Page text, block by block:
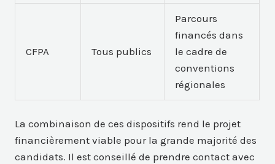
CFPA Tous publics
Parcours
financés dans
le cadre de
conventions
régionales
La combinaison de ces dispositifs rend le projet
financièrement viable pour la grande majorité des
candidats. Il est conseillé de prendre contact avec